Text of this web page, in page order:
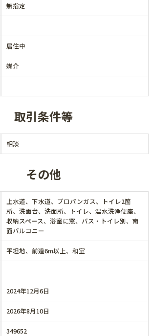
無指定
居住中
媒介
取引条件等
相談
その他
上水道、下水道、プロパンガス、トイレ2箇
所、洗面台、洗面所、トイレ、温水洗浄便座、
収納スペース、浴室に窓、バス・トイレ別、南
面バルコニー
平坦地、前道6m以上、和室
2024年12月6日
2026年8月10日
349652